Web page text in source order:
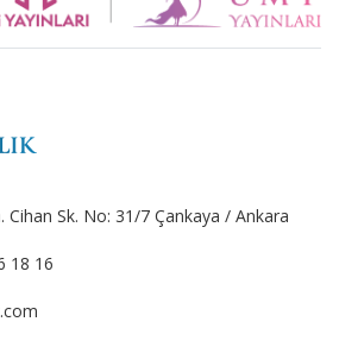
Cihan Sk. No: 31/7 Çankaya / Ankara
18 16